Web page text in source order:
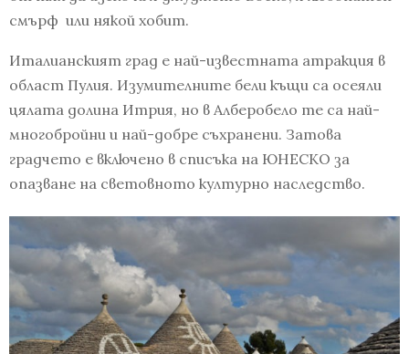
смърф или някой хобит.
Италианският град е най-известната атракция в
област Пулия. Изумителните бели къщи са осеяли
цялата долина Итрия, но в Алберобело те са най-
многобройни и най-добре съхранени. Затова
градчето е включено в списъка на ЮНЕСКО за
опазване на световното културно наследство.